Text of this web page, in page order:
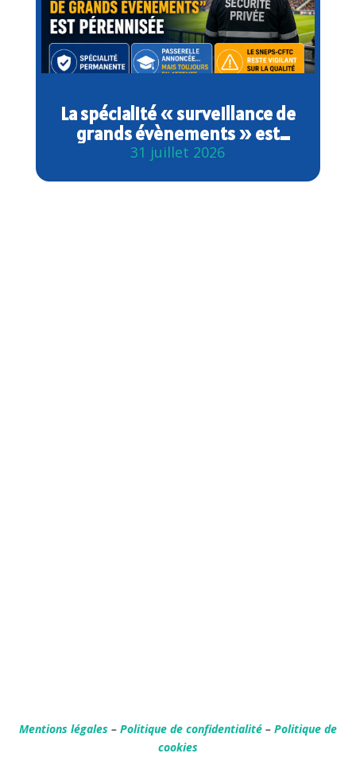
La spécialité « surveillance de
grands évènements » est
désormais pérennisée
31 juillet 2026
Mentions légales– Politique de confidentialité– Politique de
cookies